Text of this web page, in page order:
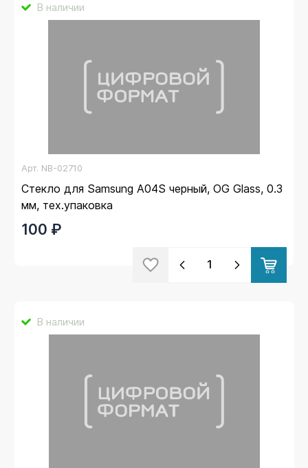
В наличии
Арт. NB-02710
Стекло для Samsung A04S черный, OG Glass, 0.3
мм, тех.упаковка
100 ₽
В наличии